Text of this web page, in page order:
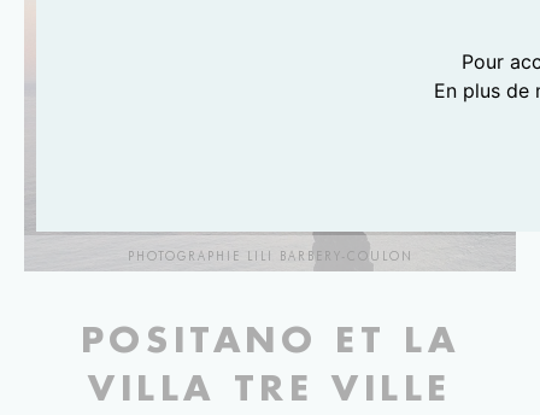
PHOTOGRAPHIE LILI BARBERY-COULON
POSITANO ET LA
VILLA TRE VILLE
Pour
En plus de